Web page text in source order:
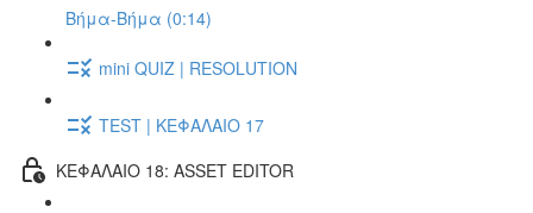
Βήμα-Βήμα (0:14)
mini QUIZ | RESOLUTION
TEST | ΚΕΦΑΛΑΙΟ 17
ΚΕΦΑΛΑΙΟ 18: ASSET EDITOR